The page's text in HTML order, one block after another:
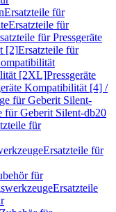
Ersatzteile für
Ersatzteile für
für Pressgeräte
[2]Ersatzteile für
[2XL]Pressgeräte
Kompatibilität [4] /
für Geberit Silent-
für Geberit Silent-db20
für
Ersatzteile für
für
Ersatzteile